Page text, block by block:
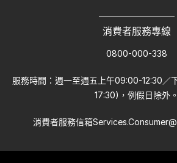
消費者服務專線
0800-000-338
服務時間：週一至週五上午09:00-12:30／
17:30)，例假日除外。
消費者服務信箱